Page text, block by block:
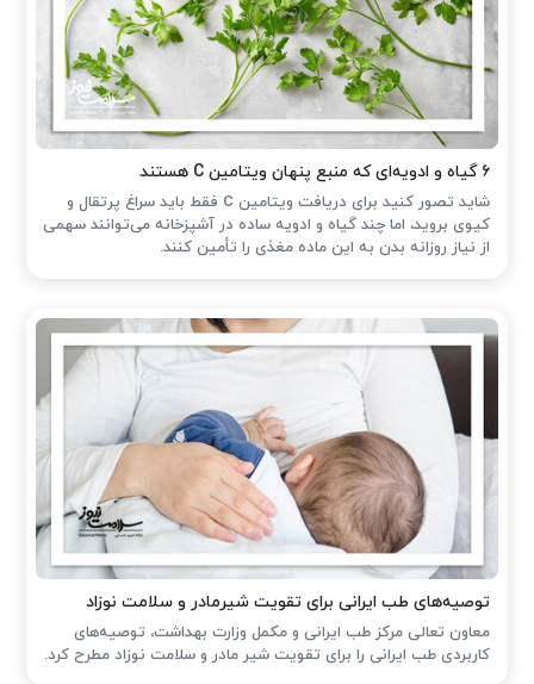
۶ گیاه و ادویه‌ای که منبع پنهان ویتامین C هستند
شاید تصور کنید برای دریافت ویتامین C فقط باید سراغ پرتقال و
کیوی بروید، اما چند گیاه و ادویه ساده در آشپزخانه می‌توانند سهمی
از نیاز روزانه بدن به این ماده مغذی را تأمین کنند.
توصیه‌های طب ایرانی برای تقویت شیرمادر و سلامت نوزاد
معاون تعالی مرکز طب ایرانی و مکمل وزارت بهداشت، توصیه‌های
کاربردی طب ایرانی را برای تقویت شیر مادر و سلامت نوزاد مطرح کرد.